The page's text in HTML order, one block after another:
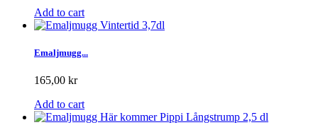
Add to cart
Emaljmugg...
165,00 kr
Add to cart